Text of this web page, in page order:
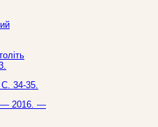
34-35.
— 2016. —